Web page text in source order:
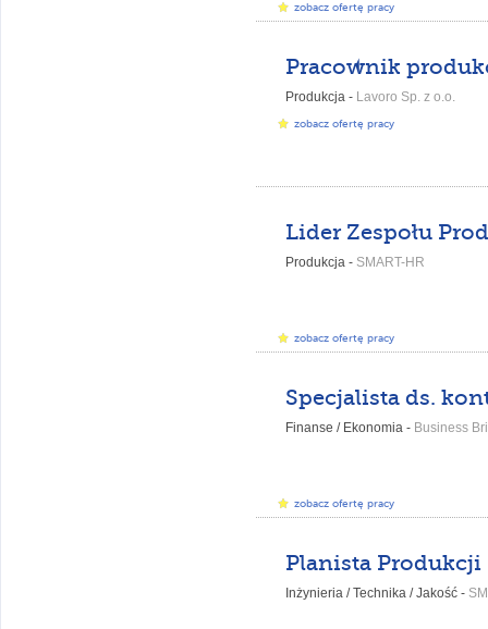
zobacz ofertę pracy
Pracownik
Produkcja - Lavoro Sp. z o.o.
zobacz ofertę pracy
Produkcja - SMART-HR
zobacz ofertę pracy
Finanse / Ekonomia - Business
zobacz ofertę pracy
Planista Produkcji
Inżynieria / Technika / Jakość -